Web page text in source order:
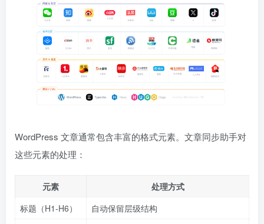
WordPress 文章通常包含丰富的格式元素。文章同步助手对
这些元素的处理：
元素
处理方式
标题（H1-H6）
自动保留层级结构